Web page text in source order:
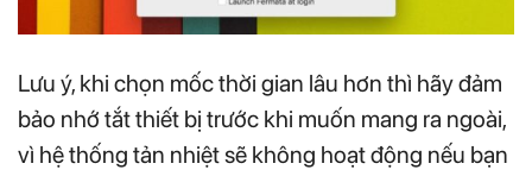
Lưu ý, khi chọn mốc thời gian lâu hơn thì hãy đảm
bảo nhớ tắt thiết bị trước khi muốn mang ra ngoài,
vì hệ thống tản nhiệt sẽ không hoạt động nếu bạn